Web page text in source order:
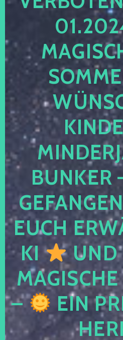
BUNKER
EUCH
KI
UND
–
EIN